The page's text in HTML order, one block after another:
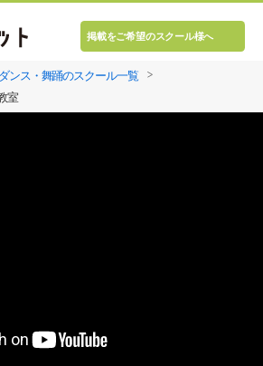
掲載をご希望のスクール様へ
ンス・舞踊のスクール一覧
室